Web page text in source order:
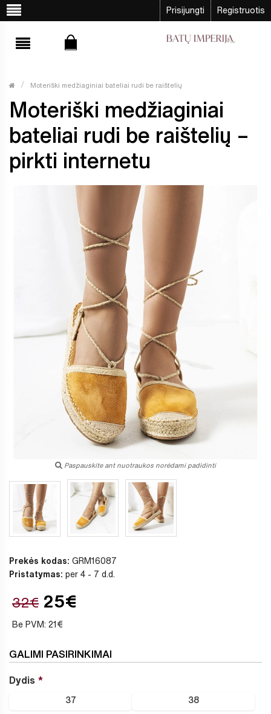
Prisijungti Registruotis
Moteriški medžiaginiai bateliai rudi be raištelių
Moteriški medžiaginiai
bateliai rudi be raištelių –
pirkti internetu
Paspauskite ant nuotraukos norėdami padidinti
Prekės kodas: GRM16087
Pristatymas: per 4 - 7 d.d.
32€ 25€
Be PVM: 21€
GALIMI PASIRINKIMAI
Dydis
37 38